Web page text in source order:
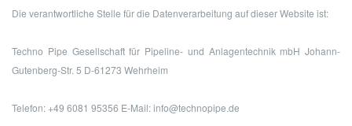
Die verantwortliche Stelle für die Datenverarbeitung auf dieser Website ist:
Techno Pipe Gesellschaft für Pipeline- und Anlagentechnik mbH Johann-
Gutenberg-Str. 5 D-61273 Wehrheim
Telefon: +49 6081 95356 E-Mail: info@technopipe.de